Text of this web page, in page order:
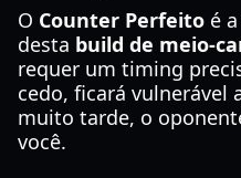
O Counter Perfeito é
desta build de meio-
requer um timing
cedo, ficará vulnerável
muito tarde, o
você.